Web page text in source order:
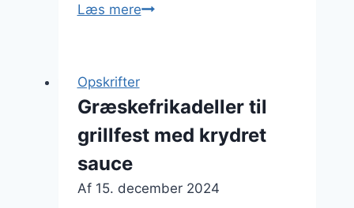
Læs mereGræskefrikadeller
Opskrifter
Græskefrikadeller til
grillfest med krydret
sauce
Af 15. december 2024